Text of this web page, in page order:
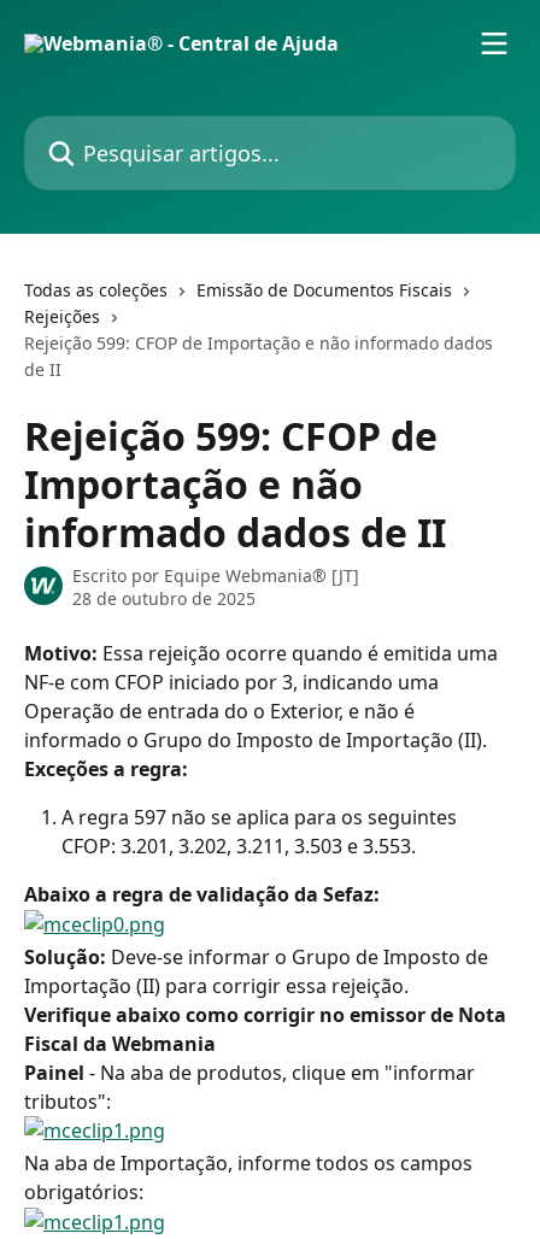
Pesquisar artigos...
Todas as coleções
Emissão de Documentos Fiscais
Rejeições
Rejeição 599: CFOP de Importação e não informado dados
de II
Rejeição 599: CFOP de
Importação e não
informado dados de II
Escrito por Equipe Webmania® [JT]
28 de outubro de 2025
Motivo: Essa rejeição ocorre quando é emitida uma
NF-e com CFOP iniciado por 3, indicando uma
Operação de entrada do o Exterior, e não é
informado o Grupo do Imposto de Importação (II).
Exceções a regra:
A regra 597 não se aplica para os seguintes
CFOP: 3.201, 3.202, 3.211, 3.503 e 3.553.
Abaixo a regra de validação da Sefaz:
Solução: Deve-se informar o Grupo de Imposto de
Importação (II) para corrigir essa rejeição.
Verifique abaixo como corrigir no emissor de Nota
Fiscal da Webmania
Painel - Na aba de produtos, clique em "informar
tributos":
Na aba de Importação, informe todos os campos
obrigatórios: